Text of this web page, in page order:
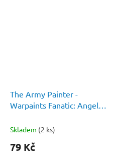
The Army Painter -
Warpaints Fanatic: Angel
Skladem (2 ks)
79 Kč